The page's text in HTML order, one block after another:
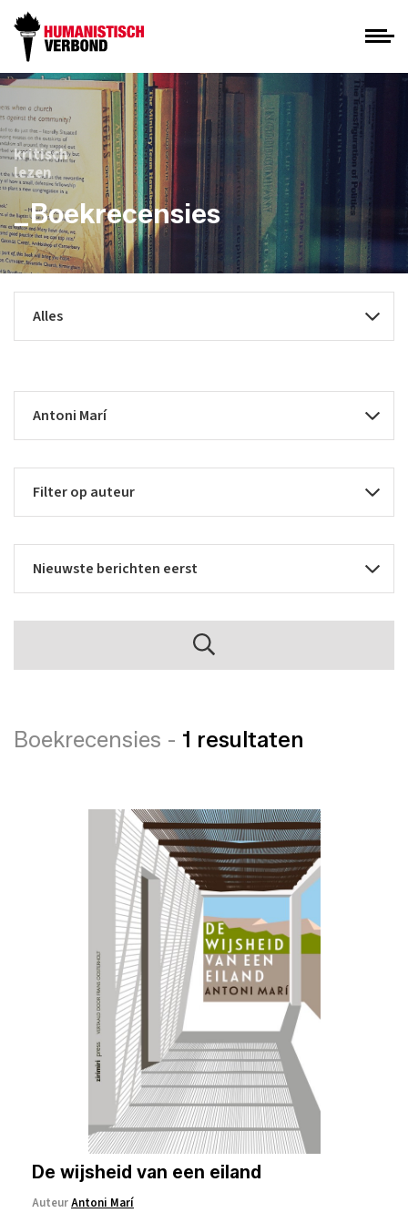
kritisch
lezen
_Boekrecensies
Boekrecensies - 1 resultaten
De wijsheid van een eiland
AuteurAntoni Marí